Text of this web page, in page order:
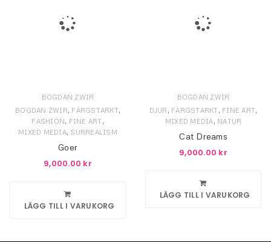
BOGDAN ZWIR
BOGDAN ZWIR, FÄRGSTARKT,
FASHION, FINE ART ,
MIXED MEDIA, SURREALISM
Goer
9,000.00 kr
LÄGG TILL I VARUKORG
BOGDAN ZWIR
DJUR , FÄRGSTARKT , FINE ART,
MIXED MEDIA, NATUR
Cat Dreams
9,000.00 kr
LÄGG TILL I VARUKORG